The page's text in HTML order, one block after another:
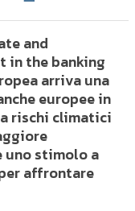
and
in the banking
arriva una
europee in
rischi climatici
uno stimolo a
affrontare